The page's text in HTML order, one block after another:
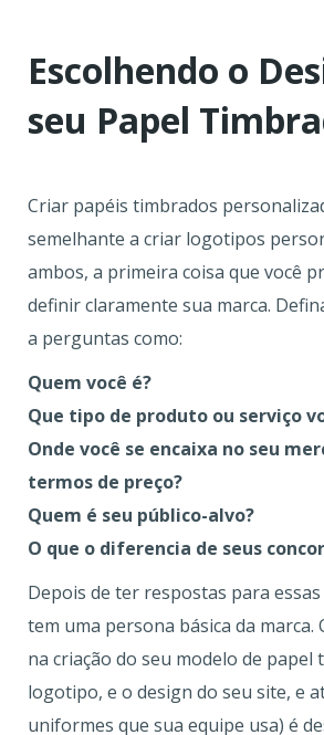
Escolhendo o
seu Papel
Criar papéis timbrados
semelhante a criar logotipos
ambos, a primeira coisa que você
definir claramente sua marca.
a perguntas como:
Quem você é?
Que tipo de produto ou serviço
Onde você se encaixa no seu
termos de preço?
Quem é seu público-alvo?
O que o diferencia de seus
Depois de ter respostas para
tem uma persona básica da marca.
na criação do seu modelo de papel
logotipo, e o design do seu site, e
uniformes que sua equipe usa) é